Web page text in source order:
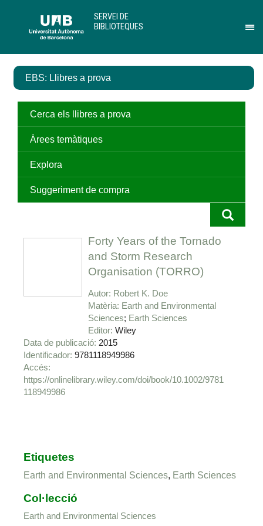
contingut
el
de
SERVEI DE
BIBLIOTEQUES
EBS: Llibres a prova
Cerca els llibres a prova
Àrees temàtiques
Explora
Suggeriment de compra
Forty Years of the Tornado
and Storm Research
Organisation (TORRO)
Autor Robert K. Doe
Matèria Earth and Environmental
Sciences Earth Sciences
Editor Wiley
Data de publicació 2015
Identificador 9781118949986
https://onlinelibrary.wiley.com/doi/book/10.1002/9781
118949986
Etiquetes
Earth and Environmental Sciences, Earth Sciences
Col·lecció
Earth and Environmental Sciences